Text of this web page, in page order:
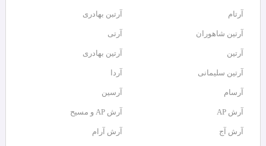
آرتام آرتبن بهادری
آرتين شاهوران آرتی
آرتین آرتین بهادری
آرتین سلیمانی آردا
آرسام آرسین
آرش AP آرش AP و مسیح
آرش آج آرش آرام